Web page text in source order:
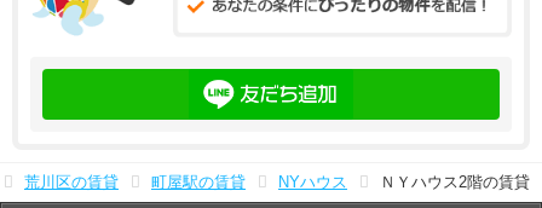
荒川区の賃貸 町屋駅の賃貸 NYハウス ＮＹハウス2階の賃貸